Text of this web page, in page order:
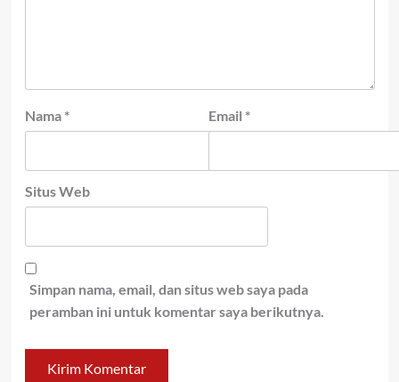
Nama * Email *
Situs Web
Simpan nama, email, dan situs web saya pada
peramban ini untuk komentar saya berikutnya.